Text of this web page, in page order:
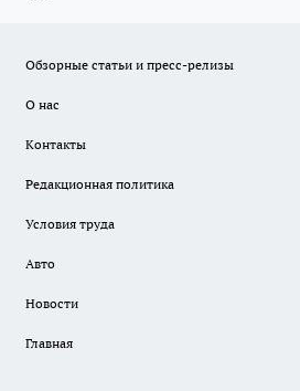
Обзорные статьи и пресс-релизы
О нас
Контакты
Редакционная политика
Условия труда
Авто
Новости
Главная